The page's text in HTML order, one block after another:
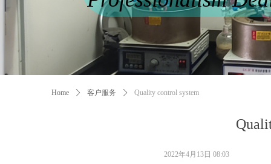
Home ꄲ 客户服务 ꄲ Quality control system
2022年4月13日 08:03